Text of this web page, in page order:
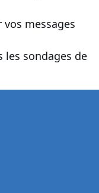
messages
les sondages de